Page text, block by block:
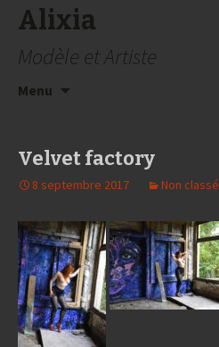
Alixia
Modèle et Artiste
Menu
Velvet factory
8 septembre 2017 Non classé